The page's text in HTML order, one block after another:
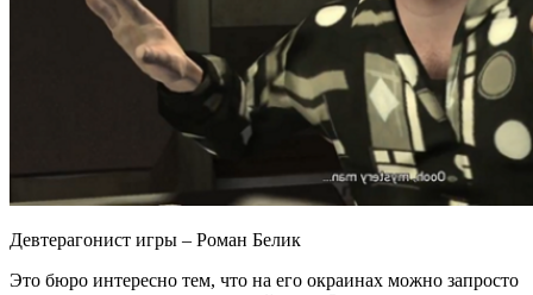
Девтерагонист игры – Роман Белик
Это бюро интересно тем, что на его окраинах можно запросто